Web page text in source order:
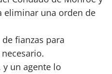
eliminar una orden de
fianzas para
y un agente lo